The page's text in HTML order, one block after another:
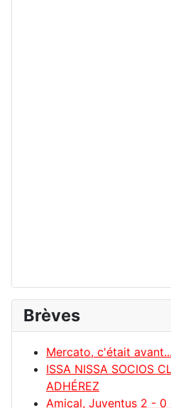
Brèves
Mercato, c'était avant...
ISSA NISSA SOCIOS
ADHÉREZ
Amical, Juventus 2 - 0